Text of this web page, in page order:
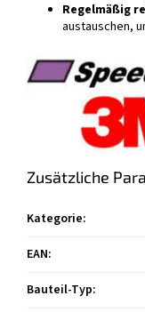
Regelmäßig
austauschen,
Zusätzliche
Kategorie:
EAN:
Bauteil-Typ: